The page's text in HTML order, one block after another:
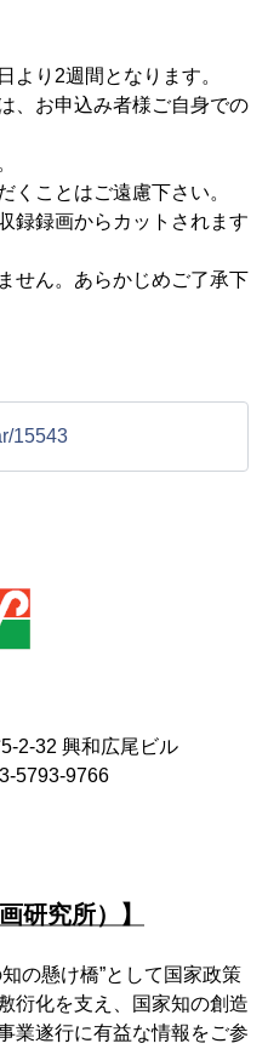
より2週間となります。
お申込み者様ご自身での
とはご遠慮下さい。
録録画からカットされます
せん。あらかじめご了承下
15543
2-32 興和広尾ビル
5793-9766
研究所）】
の懸け橋”として国家政策
衍化を支え、国家知の創造
業遂行に有益な情報をご参